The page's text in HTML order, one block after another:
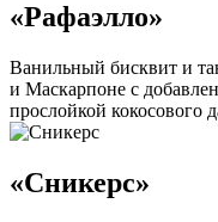
«Рафаэлло»
Ванильный бисквит и
и Маскарпоне с
прослойкой кокосового
«Сникерс»